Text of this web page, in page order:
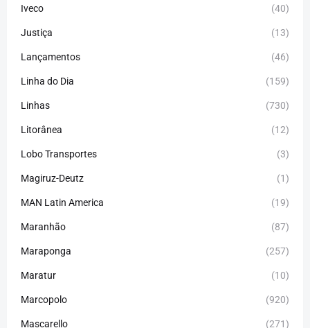
Iveco (40)
Justiça (13)
Lançamentos (46)
Linha do Dia (159)
Linhas (730)
Litorânea (12)
Lobo Transportes (3)
Magiruz-Deutz (1)
MAN Latin America (19)
Maranhão (87)
Maraponga (257)
Maratur (10)
Marcopolo (920)
Mascarello (271)